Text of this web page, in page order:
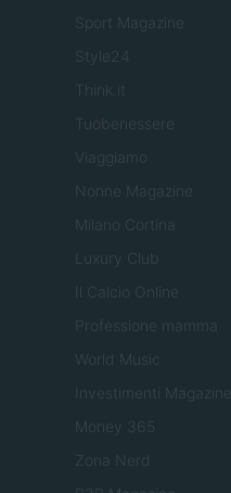
Sport Magazine
Style24
Think.it
Tuobenessere
Viaggiamo
Nonne Magazine
Milano Cortina
Luxury Club
Il Calcio Online
Professione mamma
World Music
Investimenti Magazine
Money 365
Zona Nerd